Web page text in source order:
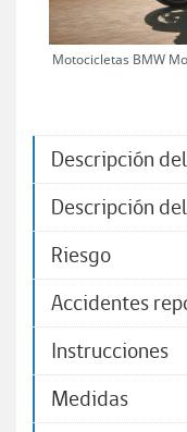
Motocicletas BMW
Descripción
Descripción
Riesgo
Accidentes
Instrucciones
Medidas